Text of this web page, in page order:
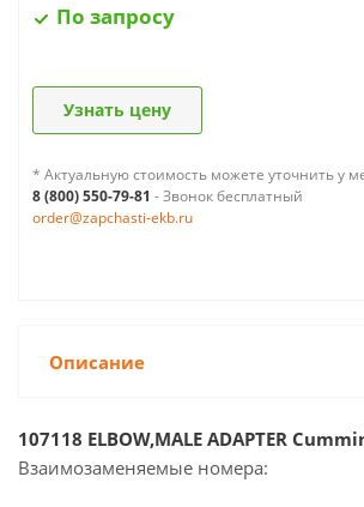
По запросу
Узнать цену
* Актуальную стоимость можете уточнить у
8 (800) 550-79-81 - Звонок бесплатный
order@zapchasti-ekb.ru
Описание
107118 ELBOW,MALE ADAPTER
Взаимозаменяемые номера: